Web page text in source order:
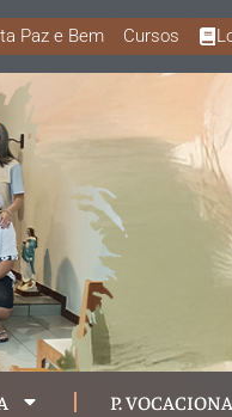
Paz e Bem Cursos
P.